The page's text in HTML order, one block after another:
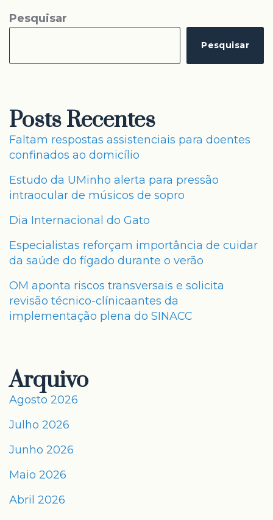
Pesquisar
Pesquisar
Posts Recentes
Faltam respostas assistenciais para doentes
confinados ao domicílio
Estudo da UMinho alerta para pressão
intraocular de músicos de sopro
Dia Internacional do Gato
Especialistas reforçam importância de cuidar
da saúde do fígado durante o verão
OM aponta riscos transversais e solicita
revisão técnico-clínicaantes da
implementação plena do SINACC
Arquivo
Agosto 2026
Julho 2026
Junho 2026
Maio 2026
Abril 2026